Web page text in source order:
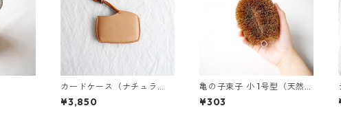
カードケース（ナチュラ
ル）
¥3,850
亀の子束子 小 1号型（天然素
材）
¥303